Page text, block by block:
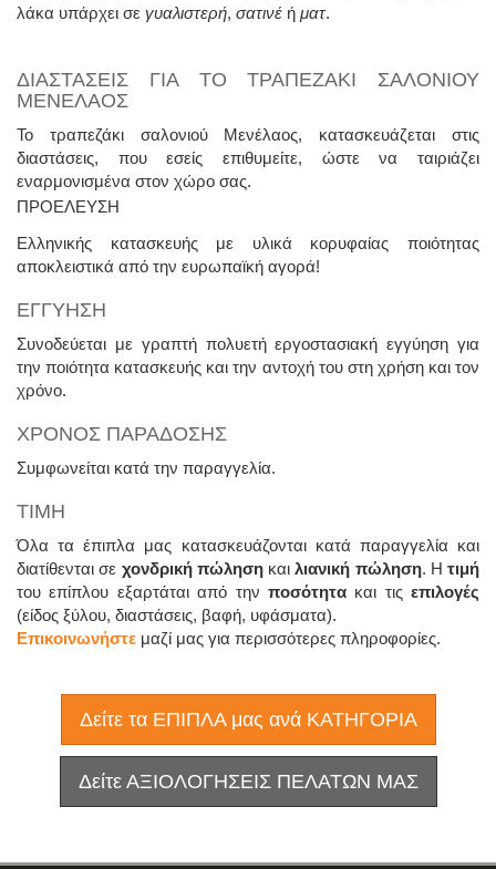
λάκα υπάρχει σε γυαλιστερή, σατινέ ή ματ.
ΔΙΑΣΤΑΣΕΙΣ ΓΙΑ ΤΟ ΤΡΑΠΕΖΑΚΙ ΣΑΛΟΝΙΟΥ
ΜΕΝΕΛΑΟΣ
Το τραπεζάκι σαλονιού Μενέλαος, κατασκευάζεται στις
διαστάσεις, που εσείς επιθυμείτε, ώστε να ταιριάζει
εναρμονισμένα στον χώρο σας.
ΠΡΟΕΛΕΥΣΗ
Ελληνικής κατασκευής με υλικά κορυφαίας ποιότητας
αποκλειστικά από την ευρωπαϊκή αγορά!
ΕΓΓΥΗΣΗ
Συνοδεύεται με γραπτή πολυετή εργοστασιακή εγγύηση για
την ποιότητα κατασκευής και την αντοχή του στη χρήση και τον
χρόνο.
ΧΡΟΝΟΣ ΠΑΡΑΔΟΣΗΣ
Συμφωνείται κατά την παραγγελία.
ΤΙΜΗ
Όλα τα έπιπλα μας κατασκευάζονται κατά παραγγελία και
διατίθενται σε χονδρική πώλησηκαιλιανική πώληση. Η τιμή
του επίπλου εξαρτάται από την ποσότητακαι τις επιλογές
(είδος ξύλου, διαστάσεις, βαφή, υφάσματα).
Επικοινωνήστε μαζί μας για περισσότερες πληροφορίες.
Δείτε τα ΕΠΙΠΛΑ μας ανά ΚΑΤΗΓΟΡΙΑ
Δείτε ΑΞΙΟΛΟΓΗΣΕΙΣ ΠΕΛΑΤΩΝ ΜΑΣ